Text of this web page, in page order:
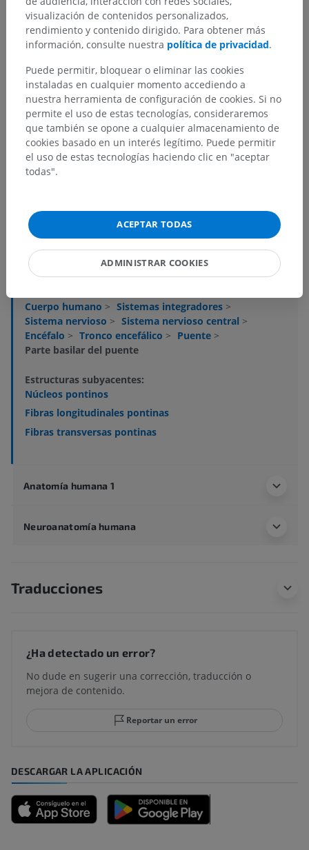
Jerarquía anatómica
Anatomía humana 2
Cuerpo humano > Sistemas integradores >
Sistema nervioso > Sistema nervioso central >
Encéfalo > Tronco encefálico > Puente >
Parte basilar del puente
Estructuras subyacentes:
Núcleos pontinos
Fibras longitudinales pontinas
Fibras transversas pontinas
Anatomía humana 1
Neuroanatomía humana
Traducciones
¿Ha detectado un error?
No dude en sugerir una corrección, traducción o
mejora de contenido.
Reportar un error
DESCARGAR LA APLICACIÓN
visualización de contenidos personalizados,
rendimiento y contenido dirigido. Para obtener más
información, consulte nuestra política de privacidad.
Puede permitir, bloquear o eliminar las cookies
instaladas en cualquier momento accediendo a
nuestra herramienta de configuración de cookies. Si no
permite el uso de estas tecnologías, consideraremos
que también se opone a cualquier almacenamiento de
cookies basado en un interés legítimo. Puede permitir
el uso de estas tecnologías haciendo clic en "aceptar
todas".
ACEPTAR TODAS
ADMINISTRAR COOKIES